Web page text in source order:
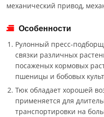
механический привод,
Особенности
Рулонный пресс-
связки различных
посаженых кормовых
пшеницы и бобовых
Тюк обладает хорошей
применяется для
транспортировки на